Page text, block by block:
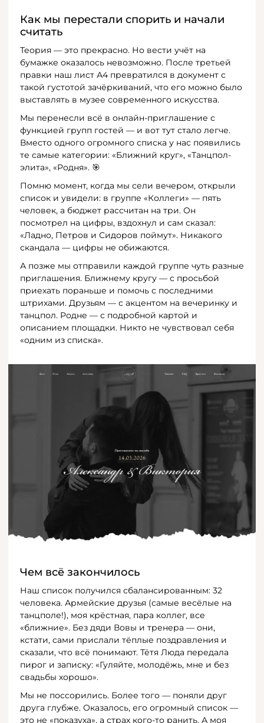
Как мы перестали спорить и начали
считать
Теория — это прекрасно. Но вести учёт на
бумажке оказалось невозможно. После третьей
правки наш лист А4 превратился в документ с
такой густотой зачёркиваний, что его можно было
выставлять в музее современного искусства.
Мы перенесли всё в онлайн-приглашение с
функцией групп гостей — и вот тут стало легче.
Вместо одного огромного списка у нас появились
те самые категории: «Ближний круг», «Танцпол-
элита», «Родня». 🎯
Помню момент, когда мы сели вечером, открыли
список и увидели: в группе «Коллеги» — пять
человек, а бюджет рассчитан на три. Он
посмотрел на цифры, вздохнул и сам сказал:
«Ладно, Петров и Сидоров поймут». Никакого
скандала — цифры не обижаются.
А позже мы отправили каждой группе чуть разные
приглашения. Ближнему кругу — с просьбой
приехать пораньше и помочь с последними
штрихами. Друзьям — с акцентом на вечеринку и
танцпол. Родне — с подробной картой и
описанием площадки. Никто не чувствовал себя
«одним из списка».
Чем всё закончилось
Наш список получился сбалансированным: 32
человека. Армейские друзья (самые весёлые на
танцполе!), моя крёстная, пара коллег, все
«ближние». Без дяди Вовы и тренера — они,
кстати, сами прислали тёплые поздравления и
сказали, что всё понимают. Тётя Люда передала
пирог и записку: «Гуляйте, молодёжь, мне и без
свадьбы хорошо».
Мы не поссорились. Более того — поняли друг
друга глубже. Оказалось, его огромный список —
это не «показуха», а страх кого-то ранить. А моя